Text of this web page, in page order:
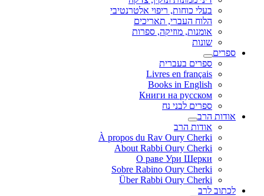
בעלי כוחות, ריפוי אלטרנטיבי
הלוח העברי, תאריכים
אומנות, מוזיקה, ספרות
שונות
ספרים
ספרים בעברית
Livres en français
Books in English
Книги на русском
ספרים לבני נח
אודות הרב
אודות הרב
À propos du Rav Oury Cherki
About Rabbi Oury Cherki
О раве Ури Шерки
Sobre Rabino Oury Cherki
Über Rabbi Oury Cherki
לכתוב לרב